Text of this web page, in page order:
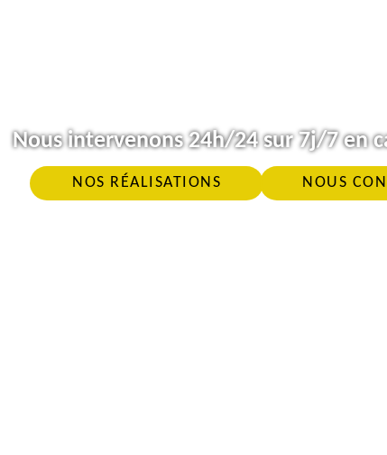
Nous intervenons 24h/24 sur 7j/7 en
NOS RÉALISATIONS NOUS